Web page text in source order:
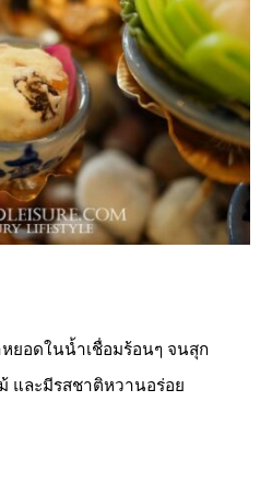
ยอดในน้ำเชื่อมร้อนๆ จนสุก
และมีรสชาติหวานอร่อย